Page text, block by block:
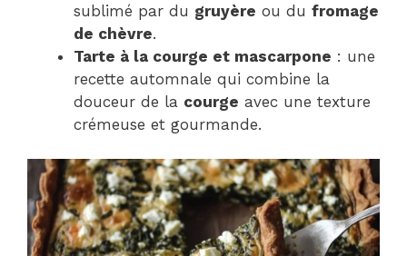
sublimé par du gruyère ou du fromage
de chèvre.
Tarte à la courge et mascarpone : une
recette automnale qui combine la
douceur de la courge avec une texture
crémeuse et gourmande.